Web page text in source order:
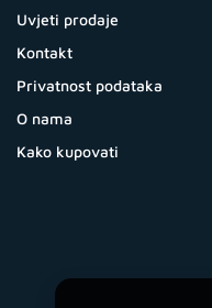
Uvjeti prodaje
Kontakt
Privatnost podataka
O nama
Kako kupovati